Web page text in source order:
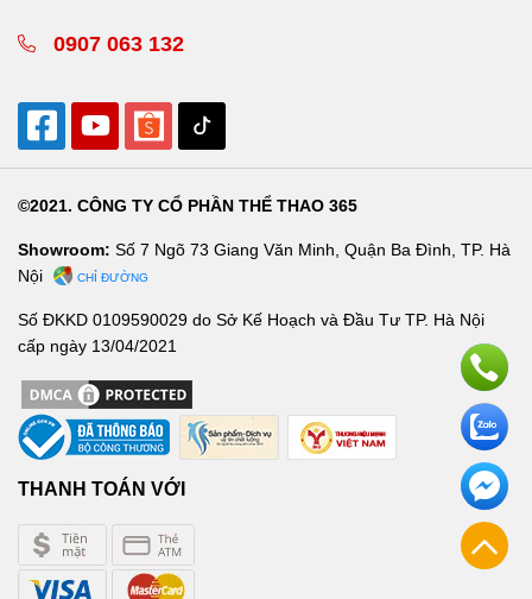
0907 063 132
©2021. CÔNG TY CỔ PHẦN THỂ THAO 365
Showroom: Số 7 Ngõ 73 Giang Văn Minh, Quận Ba Đình, TP. Hà
Nội
CHỈ ĐƯỜNG
Số ĐKKD 0109590029 do Sở Kế Hoạch và Đầu Tư TP. Hà Nội
cấp ngày 13/04/2021
THANH TOÁN VỚI